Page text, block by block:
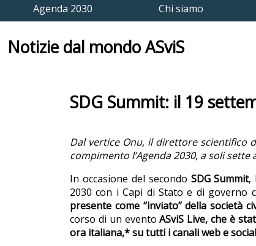
Agenda 2030 Chi siamo
Notizie dal mondo ASviS
SDG Summit: il 19
Dal vertice Onu, il direttore scientifico
compimento l’Agenda 2030, a soli sette
In occasione del secondo SDG Summit,
2030 con i Capi di Stato e di governo
presente come “inviato” della società
corso di un evento ASviS Live, che è
ora italiana,* su tutti i canali web e social